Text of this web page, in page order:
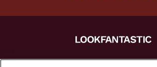
LOOKFANTASTIC ist Europas